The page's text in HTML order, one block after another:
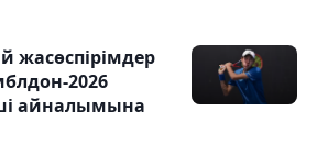
жасөспірімдер
2026
айналымына